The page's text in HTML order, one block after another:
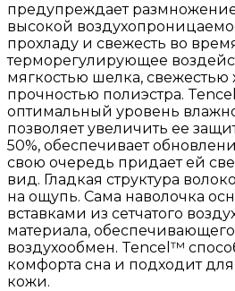
предупреждает
высокой
прохладу и свежесть во
терморегулирующее
мягкостью шелка, свежестью
прочностью полиэстра.
оптимальный уровень
позволяет увеличить ее
50%, обеспечивает
свою очередь придает ей
вид. Гладкая структура
на ощупь. Сама наволочка
вставками из сетчатого
материала,
воздухообмен. Tencel™
комфорта сна и подходит
кожи.